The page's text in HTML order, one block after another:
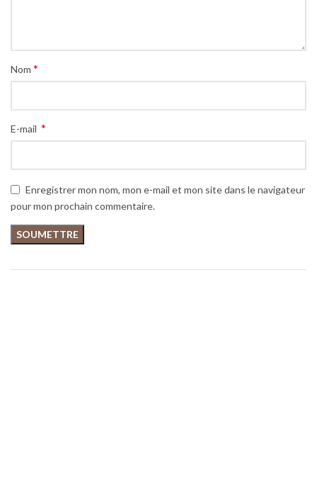
Nom *
E-mail *
Enregistrer mon nom, mon e-mail et mon site dans le navigateur
pour mon prochain commentaire.